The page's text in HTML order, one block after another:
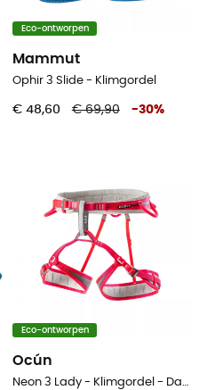
Eco-ontworpen
Mammut
Ophir 3 Slide - Klimgordel
€ 48,60 € 69,90 -30%
Eco-ontworpen
Ocún
Neon 3 Lady - Klimgordel - Dames